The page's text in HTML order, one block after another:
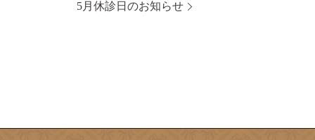
5月休診日のお知らせ